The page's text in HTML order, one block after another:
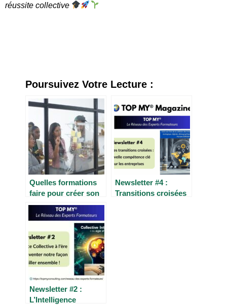
réussite collective
Poursuivez Votre Lecture :
Quelles formations
faire pour créer son
entreprise ?
Newsletter #4 :
Transitions croisées
Newsletter #2 :
L’Intelligence